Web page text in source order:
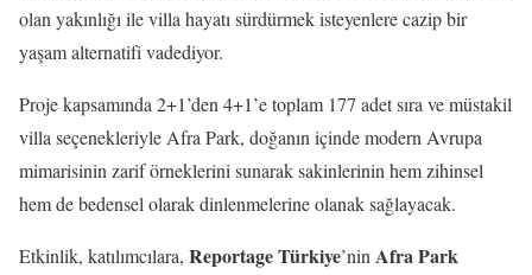
olan yakınlığı ile villa hayatı sürdürmek isteyenlere cazip bir
yaşam alternatifi vadediyor.
Proje kapsamında 2+1’den 4+1’e toplam 177 adet sıra ve müstakil
villa seçenekleriyle Afra Park, doğanın içinde modern Avrupa
mimarisinin zarif örneklerini sunarak sakinlerinin hem zihinsel
hem de bedensel olarak dinlenmelerine olanak sağlayacak.
Etkinlik, katılımcılara, Reportage Türkiye’ninAfra Park